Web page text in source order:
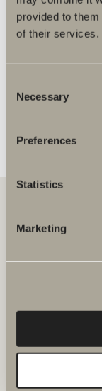
provided to
of their services.
Selection
Necessary
Preferences
Statistics
Marketing
Kategorier
Hos oss hittar du
514 60 Dalstorp